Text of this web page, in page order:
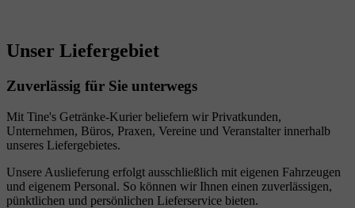
Unser Liefergebiet
Zuverlässig für Sie unterwegs
Mit Tine's Getränke-Kurier beliefern wir Privatkunden,
Unternehmen, Büros, Praxen, Vereine und Veranstalter innerhalb
unseres Liefergebietes.
Unsere Auslieferung erfolgt ausschließlich mit eigenen Fahrzeugen
und eigenem Personal. So können wir Ihnen einen zuverlässigen,
pünktlichen und persönlichen Lieferservice bieten.